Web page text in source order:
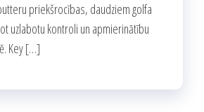
priekšrocības, daudziem golfa
uzlabotu kontroli un apmierinātību
Key […]